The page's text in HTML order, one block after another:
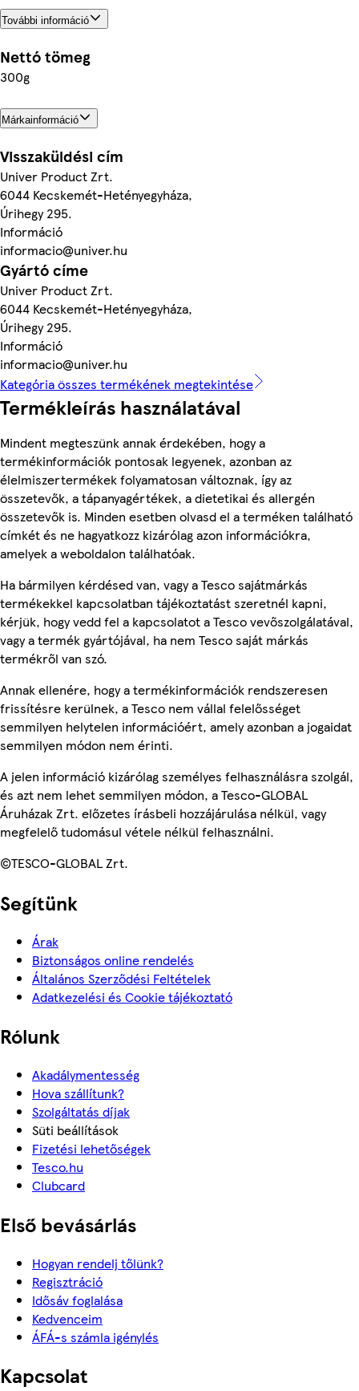
További információ
Nettó tömeg
300g
Márkainformáció
Visszaküldési cím
Univer Product Zrt.
6044 Kecskemét-Hetényegyháza,
Úrihegy 295.
Információ
informacio@univer.hu
Gyártó címe
Univer Product Zrt.
6044 Kecskemét-Hetényegyháza,
Úrihegy 295.
Információ
informacio@univer.hu
Kategória összes termékének megtekintése
Termékleírás használatával
Mindent megteszünk annak érdekében, hogy a
termékinformációk pontosak legyenek, azonban az
élelmiszertermékek folyamatosan változnak, így az
összetevők, a tápanyagértékek, a dietetikai és allergén
összetevők is. Minden esetben olvasd el a terméken található
címkét és ne hagyatkozz kizárólag azon információkra,
amelyek a weboldalon találhatóak.
Ha bármilyen kérdésed van, vagy a Tesco sajátmárkás
termékekkel kapcsolatban tájékoztatást szeretnél kapni,
kérjük, hogy vedd fel a kapcsolatot a Tesco vevőszolgálatával,
vagy a termék gyártójával, ha nem Tesco saját márkás
termékről van szó.
Annak ellenére, hogy a termékinformációk rendszeresen
frissítésre kerülnek, a Tesco nem vállal felelősséget
semmilyen helytelen információért, amely azonban a jogaidat
semmilyen módon nem érinti.
A jelen információ kizárólag személyes felhasználásra szolgál,
és azt nem lehet semmilyen módon, a Tesco-GLOBAL
Áruházak Zrt. előzetes írásbeli hozzájárulása nélkül, vagy
megfelelő tudomásul vétele nélkül felhasználni.
©TESCO-GLOBAL Zrt.
Segítünk
Árak
Biztonságos online rendelés
Általános Szerződési Feltételek
Adatkezelési és Cookie tájékoztató
Rólunk
Akadálymentesség
Hova szállítunk?
Szolgáltatás díjak
Süti beállítások
Fizetési lehetőségek
Tesco.hu
Clubcard
Első bevásárlás
Hogyan rendelj tőlünk?
Regisztráció
Idősáv foglalása
Kedvenceim
ÁFÁ-s számla igénylés
Kapcsolat